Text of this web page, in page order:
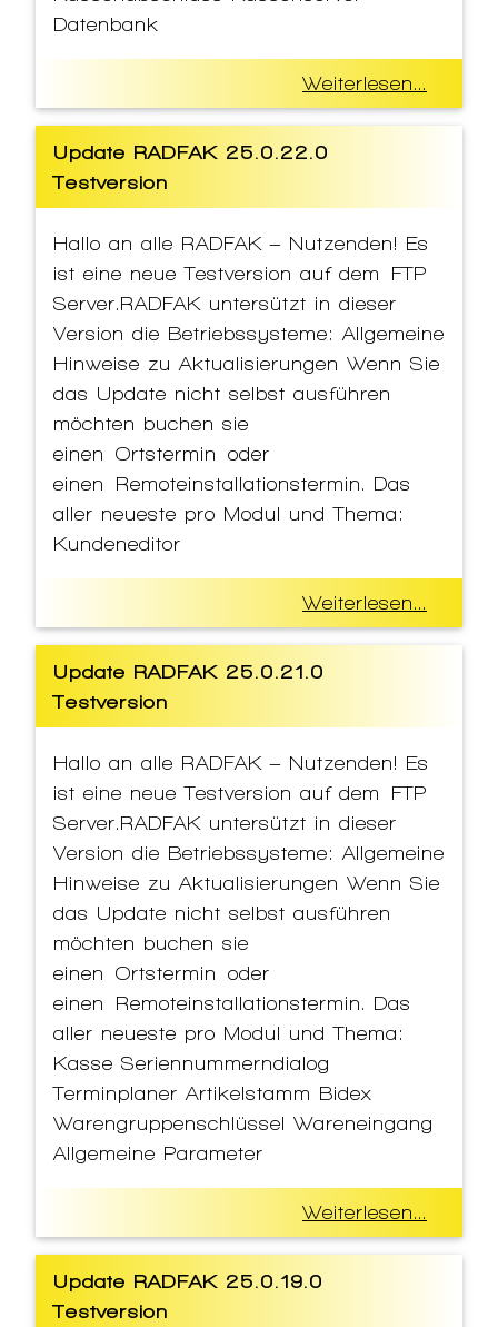
Datenbank
Weiterlesen...
Update RADFAK 25.0.22.0
Testversion
Hallo an alle RADFAK – Nutzenden! Es
ist eine neue Testversion auf dem FTP
Server.RADFAK untersützt in dieser
Version die Betriebssysteme: Allgemeine
Hinweise zu Aktualisierungen Wenn Sie
das Update nicht selbst ausführen
möchten buchen sie
einen Ortstermin oder
einen Remoteinstallationstermin. Das
aller neueste pro Modul und Thema:
Kundeneditor
Weiterlesen...
Update RADFAK 25.0.21.0
Testversion
Hallo an alle RADFAK – Nutzenden! Es
ist eine neue Testversion auf dem FTP
Server.RADFAK untersützt in dieser
Version die Betriebssysteme: Allgemeine
Hinweise zu Aktualisierungen Wenn Sie
das Update nicht selbst ausführen
möchten buchen sie
einen Ortstermin oder
einen Remoteinstallationstermin. Das
aller neueste pro Modul und Thema:
Kasse Seriennummerndialog
Terminplaner Artikelstamm Bidex
Warengruppenschlüssel Wareneingang
Allgemeine Parameter
Weiterlesen...
Update RADFAK 25.0.19.0
Testversion